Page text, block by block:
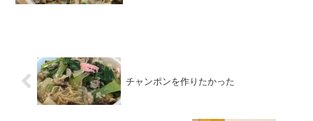
チャンポンを作りたかった